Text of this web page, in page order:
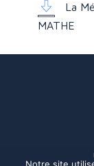
La
MATHE